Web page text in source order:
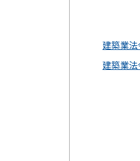
建築業法
建築業法